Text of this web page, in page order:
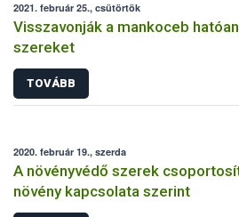
2021. február 25., csütörtök
Visszavonják a mankoceb
szereket
TOVÁBB
2020. február 19., szerda
A növényvédő szerek
növény kapcsolata szerint